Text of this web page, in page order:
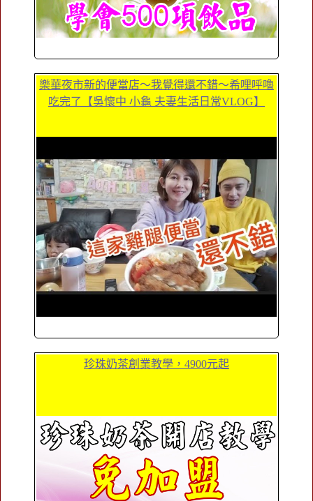
樂華夜市新的便當店～我覺得還不錯～希哩呼嚕
吃完了【吳懷中 小龜 夫妻生活日常VLOG】
珍珠奶茶創業教學，4900元起